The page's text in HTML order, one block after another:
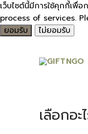
เว็บไซต์นี้มีการใช้คุกกี้เพื่
process of services.
ยอมรับ
ไม่ยอมรับ
เลือกอ